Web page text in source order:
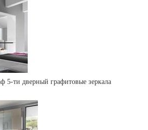
5-ти дверный графитовые зеркала